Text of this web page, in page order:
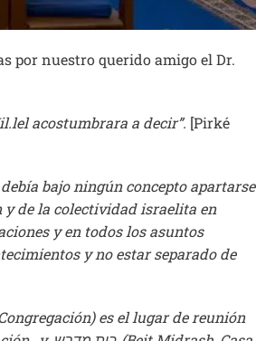
por nuestro querido amigo el Dr.
acostumbrara a decir”. [Pirké
bajo ningún concepto apartarse
y de la colectividad israelita en
y en todos los asuntos
y no estar separado de